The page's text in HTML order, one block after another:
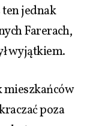
jednak
Farerach,
wyjątkiem.
poza